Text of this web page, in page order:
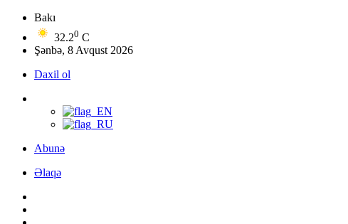
Bakı
32.20 C
Şənbə, 8 Avqust 2026
Daxil ol
Abunə
Əlaqə